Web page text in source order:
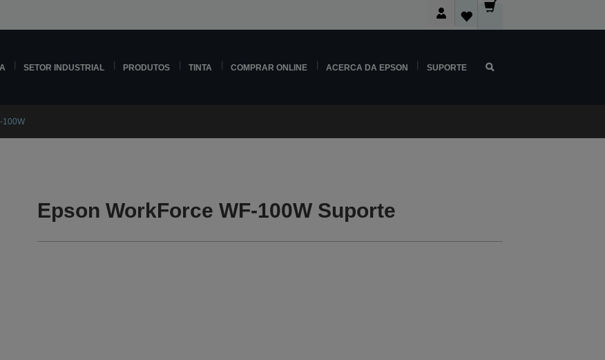
SETOR INDUSTRIAL PRODUTOS TINTA COMPRAR ONLINE ACERCA DA EPSON SUPORTE
100W
Epson WorkForce WF-100W Suporte